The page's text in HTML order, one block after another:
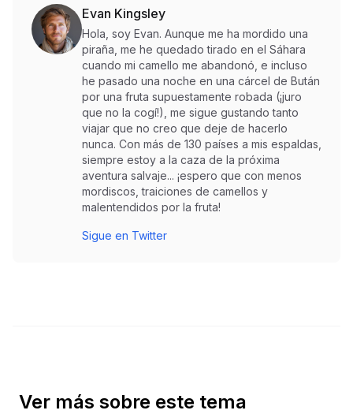
Evan Kingsley
Hola, soy Evan. Aunque me ha mordido una
piraña, me he quedado tirado en el Sáhara
cuando mi camello me abandonó, e incluso
he pasado una noche en una cárcel de Bután
por una fruta supuestamente robada (¡juro
que no la cogí!), me sigue gustando tanto
viajar que no creo que deje de hacerlo
nunca. Con más de 130 países a mis espaldas,
siempre estoy a la caza de la próxima
aventura salvaje... ¡espero que con menos
mordiscos, traiciones de camellos y
malentendidos por la fruta!
Sigue en Twitter
Ver más sobre este tema